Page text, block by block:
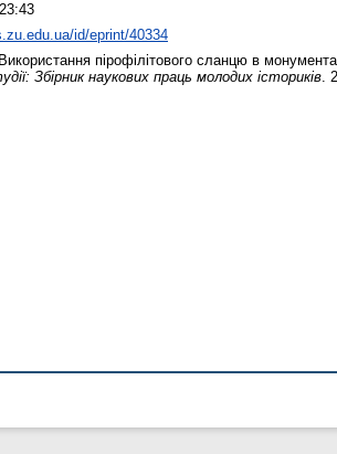
id/eprint/40334
Використання пірофілітового сланцю в
Збірник наукових праць молодих істориків.